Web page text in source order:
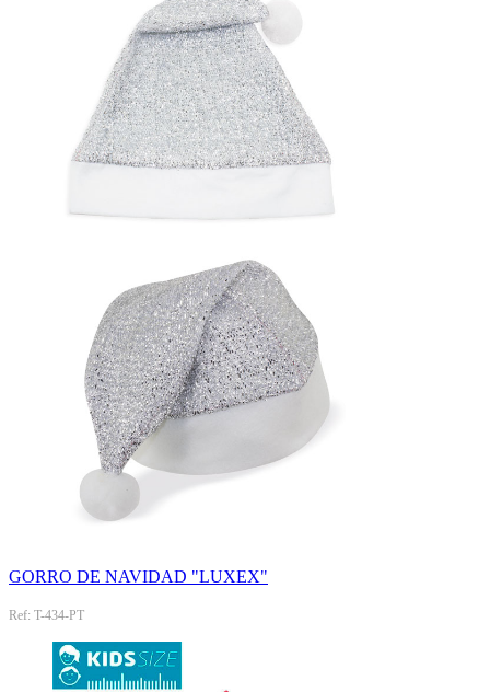
GORRO DE NAVIDAD "LUXEX"
Ref: T-434-PT